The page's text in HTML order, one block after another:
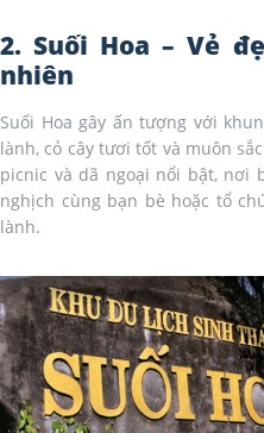
2. Suối Hoa – Vẻ
nhiên
Suối Hoa gây ấn tượng với
lành, cỏ cây tươi tốt và muôn
picnic và dã ngoại nổi bật, nơi
nghịch cùng bạn bè hoặc tổ
lành.